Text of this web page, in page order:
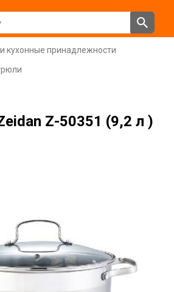
кухонные принадлежности
Z-50351 (9,2 л )